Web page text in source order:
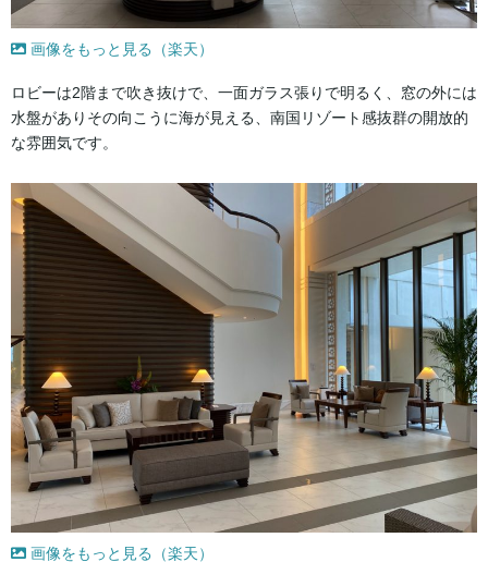
画像をもっと見る（楽天）
ロビーは2階まで吹き抜けで、一面ガラス張りで明るく、窓の外には
水盤がありその向こうに海が見える、南国リゾート感抜群の開放的
な雰囲気です。
画像をもっと見る（楽天）